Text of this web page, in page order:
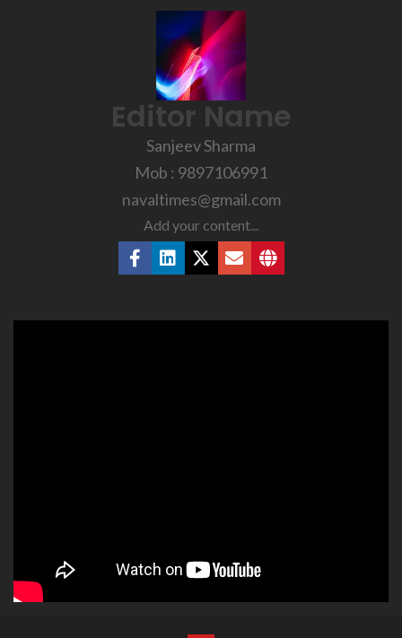
Editor Name
Sanjeev Sharma
Mob : 9897106991
navaltimes@gmail.com
Add your content...